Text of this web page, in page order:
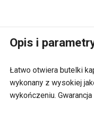
Opis i
Łatwo otwiera butelki
wykonany z wysokiej
wykończeniu.